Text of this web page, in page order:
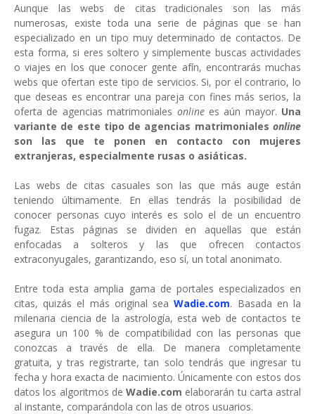
Aunque las webs de citas tradicionales son las más
numerosas, existe toda una serie de páginas que se han
especializado en un tipo muy determinado de contactos. De
esta forma, si eres soltero y simplemente buscas actividades
o viajes en los que conocer gente afín, encontrarás muchas
webs que ofertan este tipo de servicios. Si, por el contrario, lo
que deseas es encontrar una pareja con fines más serios, la
oferta de agencias matrimoniales online es aún mayor. Una
variante de este tipo de agencias matrimoniales online
son las que te ponen en contacto con mujeres
extranjeras, especialmente rusas o asiáticas.
Las webs de citas casuales son las que más auge están
teniendo últimamente. En ellas tendrás la posibilidad de
conocer personas cuyo interés es solo el de un encuentro
fugaz. Estas páginas se dividen en aquellas que están
enfocadas a solteros y las que ofrecen contactos
extraconyugales, garantizando, eso sí, un total anonimato.
Entre toda esta amplia gama de portales especializados en
citas, quizás el más original seaWadie.com. Basada en la
milenaria ciencia de la astrología, esta web de contactos te
asegura un 100 % de compatibilidad con las personas que
conozcas a través de ella. De manera completamente
gratuita, y tras registrarte, tan solo tendrás que ingresar tu
fecha y hora exacta de nacimiento. Únicamente con estos dos
datos los algoritmos de Wadie.com elaborarán tu carta astral
al instante, comparándola con las de otros usuarios.